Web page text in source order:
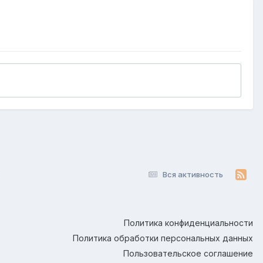
Вся активность
Политика конфиденциальности
Политика обработки персональных данных
Пользовательское соглашение